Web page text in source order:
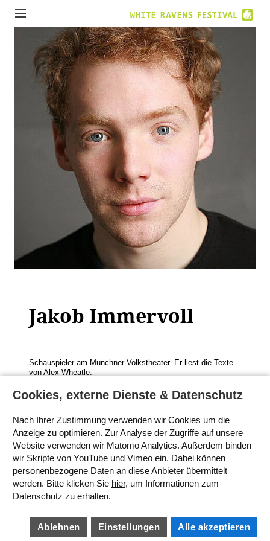
Jakob Immervoll
Schauspieler am Münchner Volkstheater. Er liest die Texte
vonAlex Wheatle.
© Foto: Joachim Gern
MODERATORINNEN UND
SPRECHERINNEN 2021
SITEMAP
IMPRESSUM
BARRIEREFREIHEIT
COOKIE EINSTELLUNGEN
Cookies, externe Dienste & Datenschutz
Nach Ihrer Zustimmung verwenden wir Cookies um die
Anzeige zu optimieren. Zur Analyse der Zugriffe auf unsere
Website verwenden wir Matomo Analytics. Außerdem binden
wir Skripte von YouTube und Vimeo ein. Dabei können
personenbezogene Daten an diese Anbieter übermittelt
werden. Bitte klicken Sie hier, um Informationen zum
Datenschutz zu erhalten.
Ablehnen Einstellungen Alle akzeptieren